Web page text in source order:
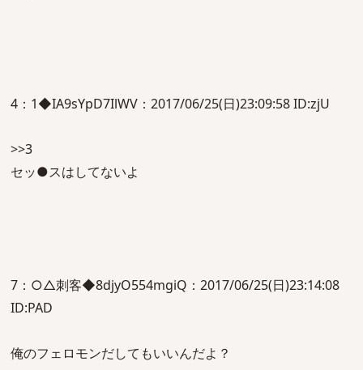
4：1◆IA9sYpD7IlWV：2017/06/25(日)23:09:58 ID:zjU
>>3
セッ●スはしてないよ
7：○△刺客◆8djyO554mgiQ：2017/06/25(日)23:14:08
ID:PAD
俺のフェロモンだしてもいいんだよ？